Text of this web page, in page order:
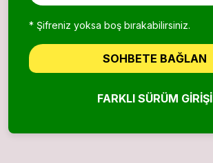
* Şifreniz yoksa boş bırakabilirsiniz.
SOHBETE BAĞLAN
FARKLI SÜRÜM GIRIŞI